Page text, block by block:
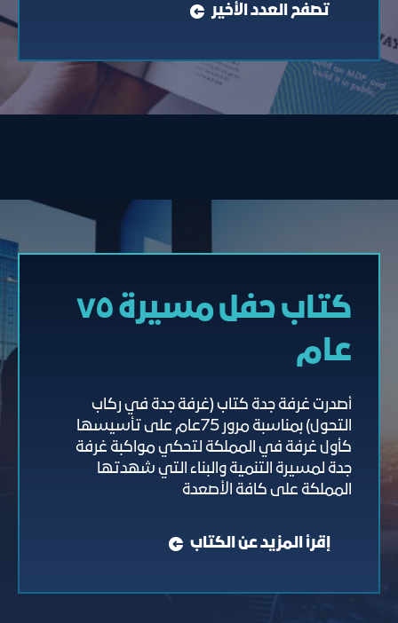
تصفح العدد الأخير
كتاب حفل مسيرة ٧٥
عام
أصدرت غرفة جدة كتاب (غرفة جدة في ركاب
التحول) بمناسبة مرور 75عام على تأسيسها
كأول غرفة في المملكة لتحكي مواكبة غرفة
جدة لمسيرة التنمية والبناء التي شهدتها
المملكة على كافة الأصعدة
إقرأ المزيد عن الكتاب